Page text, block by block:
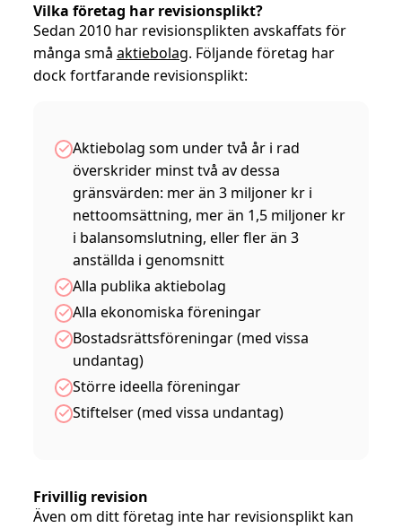
Vilka företag har revisionsplikt?
Sedan 2010 har revisionsplikten avskaffats för
många små aktiebolag. Följande företag har
dock fortfarande revisionsplikt:
Aktiebolag som under två år i rad
överskrider minst två av dessa
gränsvärden: mer än 3 miljoner kr i
nettoomsättning, mer än 1,5 miljoner kr
i balansomslutning, eller fler än 3
anställda i genomsnitt
Alla publika aktiebolag
Alla ekonomiska föreningar
Bostadsrättsföreningar (med vissa
undantag)
Större ideella föreningar
Stiftelser (med vissa undantag)
Frivillig revision
Även om ditt företag inte har revisionsplikt kan